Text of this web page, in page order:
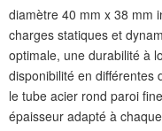
diamètre 40 mm x 38 mm
charges statiques et
optimale, une durabilité à
disponibilité en différentes
le tube acier rond paroi
épaisseur adapté à